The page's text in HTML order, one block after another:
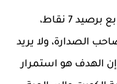
إذ يحتل نادي القادسية المركز الرابع برصيد 7 نقاط،
صاحب الصدارة، ولا يريد
الهدف هو استمرار